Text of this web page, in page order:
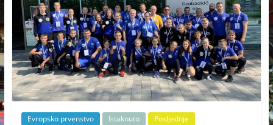
Evropsko prvenstvo Istaknuto
Posljednje